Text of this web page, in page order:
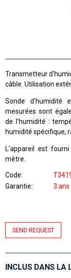
Transmetteur
câble. Utilisation
Sonde d'humidité
mesurées sont
de l'humidité :
humidité spécifique,
L'appareil est
mètre.
Code
Garantie
3 ans
SEND REQUEST
INCLUS DANS LA